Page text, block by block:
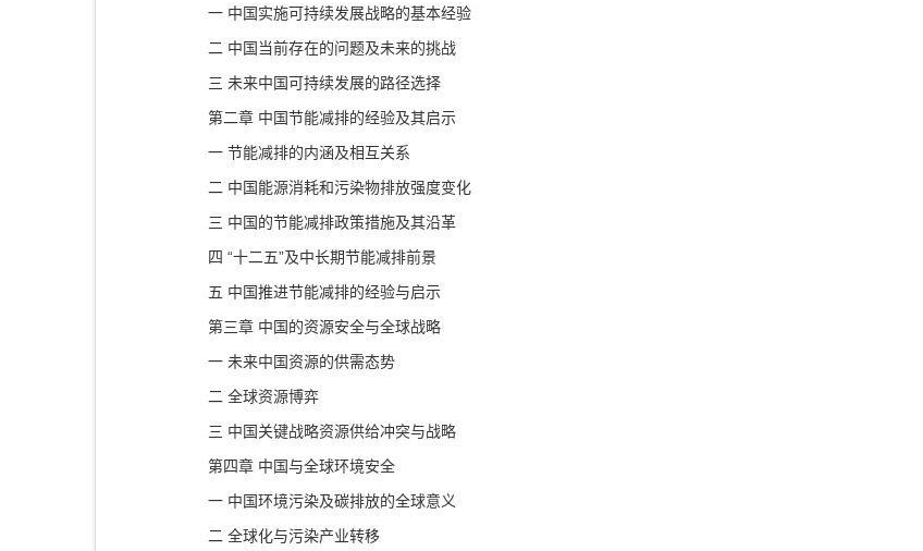
一 中国实施可持续发展战略的基本经验
二 中国当前存在的问题及未来的挑战
三 未来中国可持续发展的路径选择
第二章 中国节能减排的经验及其启示
一 节能减排的内涵及相互关系
二 中国能源消耗和污染物排放强度变化
三 中国的节能减排政策措施及其沿革
四 “十二五”及中长期节能减排前景
五 中国推进节能减排的经验与启示
第三章 中国的资源安全与全球战略
一 未来中国资源的供需态势
二 全球资源博弈
三 中国关键战略资源供给冲突与战略
第四章 中国与全球环境安全
一 中国环境污染及碳排放的全球意义
二 全球化与污染产业转移